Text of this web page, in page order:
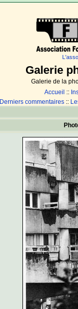
Galerie
Galerie de la
Accueil ::
Derniers commentaires ::